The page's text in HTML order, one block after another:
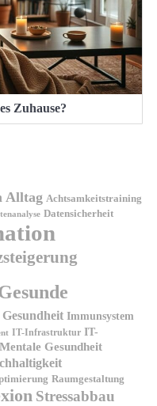
Zuhause?
Alltag Achtsamkeitstraining
Datensicherheit
Gesundheit Immunsystem
IT-Infrastruktur IT-
Mentale Gesundheit
Raumgestaltung
Stressabbau